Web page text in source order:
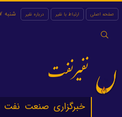
صفحه اصلی ارتباط با نفیر درباره نفیر
جستجو
شنبه 17 مرداد 1405
نفیرنفت
خبرگزاری صنعت نفت